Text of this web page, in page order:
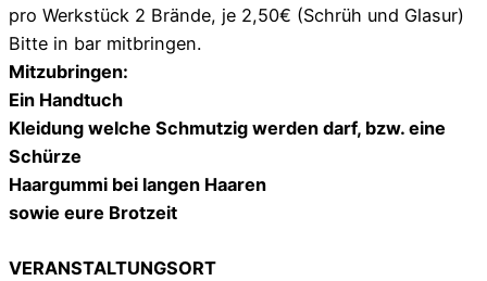
pro Werkstück 2 Brände, je 2,50€ (Schrüh und Glasur)
Bitte in bar mitbringen.
Mitzubringen:
Ein Handtuch
Kleidung welche Schmutzig werden darf, bzw. eine
Schürze
Haargummi bei langen Haaren
sowie eure Brotzeit
VERANSTALTUNGSORT